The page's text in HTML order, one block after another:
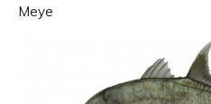
Meye